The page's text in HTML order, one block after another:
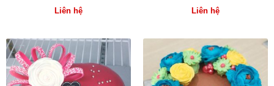
Liên hệ
Liên hệ